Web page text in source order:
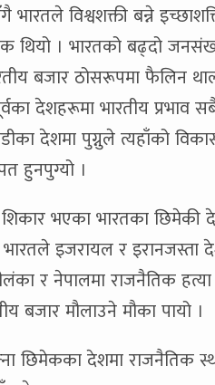
विश्वशक्ती बन्ने
थियो । भारतको बढ्दो
बजार ठोसरूपमा फैलिन
देशहरूमा भारतीय प्रभाव
देशमा पुग्नुले त्यहाँको
हुनपुग्यो ।
भएका भारतका
इजरायल र
र नेपालमा राजनैतिक
बजार मौलाउने मौका पायो ।
छिमेकका देशमा राजनैतिक